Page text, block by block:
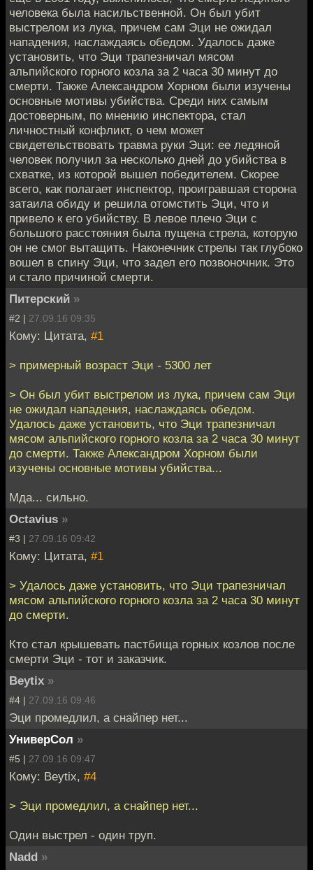
человека была насильственной. Он был убит
выстрелом из лука, причем сам Эци не ожидал
нападения, наслаждаясь обедом. Удалось даже
установить, что Эци трапезничал мясом
альпийского горного козла за 2 часа 30 минут до
смерти. Также Александром Хорном были изучены
основные мотивы убийства. Среди них самым
достоверным, по мнению инспектора, стал
личностный конфликт, о чем может
свидетельствовать травма руки Эци: ее ледяной
человек получил за несколько дней до убийства в
схватке, из которой вышел победителем. Скорее
всего, как полагает инспектор, проигравшая сторона
затаила обиду и решила отомстить Эци, что и
привело к его убийству. В левое плечо Эци с
большого расстояния была пущена стрела, которую
он не смог вытащить. Наконечник стрелы так глубоко
вошел в спину Эци, что задел его позвоночник. Это
и стало причиной смерти.
Питерский »
#2 | 27.09.16 09:35
Кому: Цитата, #1
> примерный возраст Эци - 5300 лет
> Он был убит выстрелом из лука, причем сам Эци
не ожидал нападения, наслаждаясь обедом.
Удалось даже установить, что Эци трапезничал
мясом альпийского горного козла за 2 часа 30 минут
до смерти. Также Александром Хорном были
изучены основные мотивы убийства...
Мда... сильно.
Octavius »
#3 | 27.09.16 09:42
Кому: Цитата, #1
> Удалось даже установить, что Эци трапезничал
мясом альпийского горного козла за 2 часа 30 минут
до смерти.
Кто стал крышевать пастбища горных козлов после
смерти Эци - тот и заказчик.
Beytix »
#4 | 27.09.16 09:46
Эци промедлил, а снайпер нет...
УниверСол »
#5 | 27.09.16 09:47
Кому: Beytix, #4
> Эци промедлил, а снайпер нет...
Один выстрел - один труп.
Nadd »